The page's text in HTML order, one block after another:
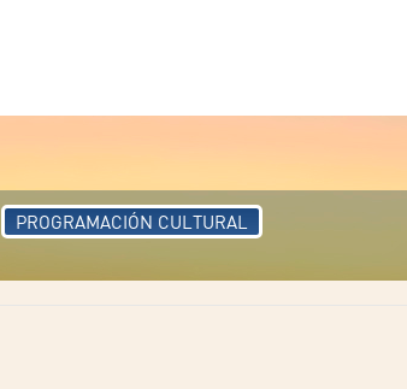
PROGRAMACIÓN CULTURAL